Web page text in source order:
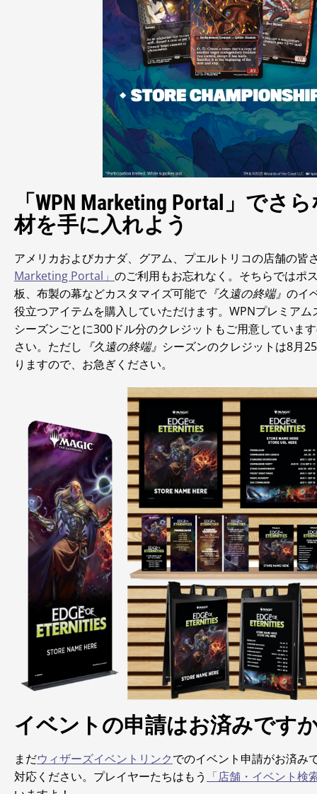
「WPN Marketing Portal」でさ
材を手に入れよう
アメリカおよびカナダ、グアム、プエルトリコの店舗の皆
Marketing Portal」 のご利用もお忘れなく。そちらではポ
板、布製の幕などカスタマイズ可能で『久遠の終端』 のイ
役立つアイテムを購入していただけます。WPNプレミア
シーズンごとに300ドル分のクレジットもご用意していま
さい。ただし 『久遠の終端』 シーズンのクレジットは8月
りますので、お急ぎください。
イベントの申請はお済みです
まだウィザーズイベントリンクでのイベント申請がお済み
対応ください。プレイヤーたちはもう 「店舗・イベント検